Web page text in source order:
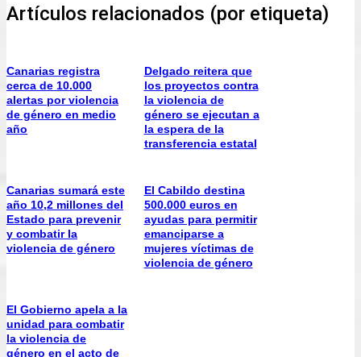
Artículos relacionados (por etiqueta)
Canarias registra
cerca de 10.000
alertas por violencia
de género en medio
año
Delgado reitera que
los proyectos contra
la violencia de
género se ejecutan a
la espera de la
transferencia estatal
Canarias sumará este
año 10,2 millones del
Estado para prevenir
y combatir la
violencia de género
El Cabildo destina
500.000 euros en
ayudas para permitir
emanciparse a
mujeres víctimas de
violencia de género
El Gobierno apela a la
unidad para combatir
la violencia de
género en el acto de